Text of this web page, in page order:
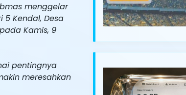
menggelar
Kendal, Desa
Kamis, 9
pentingnya
meresahkan